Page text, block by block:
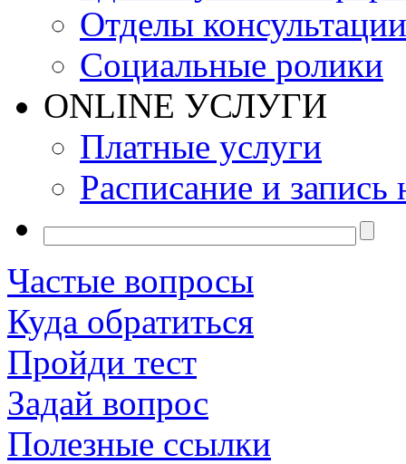
Отделы консультации
Социальные ролики
ONLINE УСЛУГИ
Платные услуги
Расписание и запись
Частые вопросы
Куда обратиться
Пройди тест
Задай вопрос
Полезные ссылки